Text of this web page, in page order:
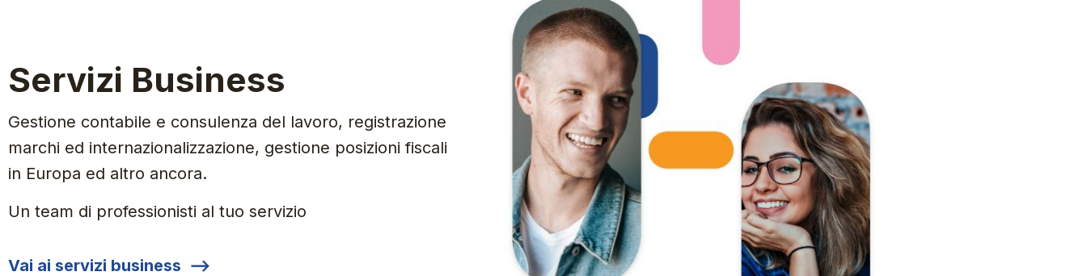
Servizi Business
Gestione contabile e consulenza del lavoro, registrazione
marchi ed internazionalizzazione, gestione posizioni fiscali
in Europa ed altro ancora.
Un team di professionisti al tuo servizio
Vai ai servizi business